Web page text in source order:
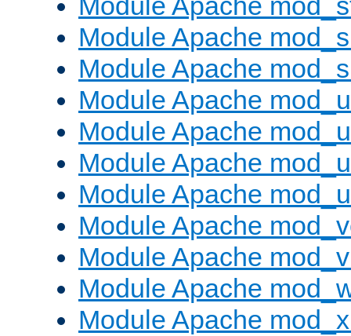
Module Apache
Module Apache
Module Apache
Module Apache
Module Apache
Module Apache
Module Apache
Module Apache
Module Apache
Module Apache